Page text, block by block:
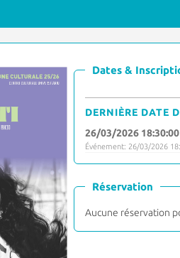
Dates &
DERNIÈRE DATE
26/03/2026 18:30:00
Événement: 26/03/2026
Réservation
Aucune réservation